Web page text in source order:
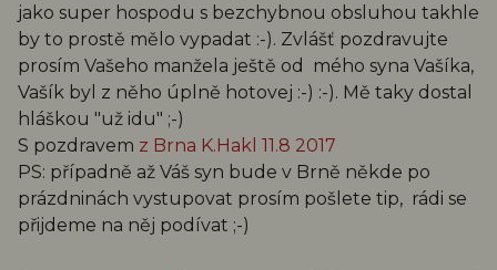
jako super hospodu s bezchybnou obsluhou takhle
by to prostě mělo vypadat :-). Zvlášť pozdravujte
prosím Vašeho manžela ještě od mého syna Vašíka,
Vašík byl z něho úplně hotovej :-) :-). Mě taky dostal
hláškou "už idu" ;-)
S pozdravem z Brna K.Hakl 11.8 2017
PS: případně až Váš syn bude v Brně někde po
prázdninách vystupovat prosím pošlete tip, rádi se
přijdeme na něj podívat ;-)